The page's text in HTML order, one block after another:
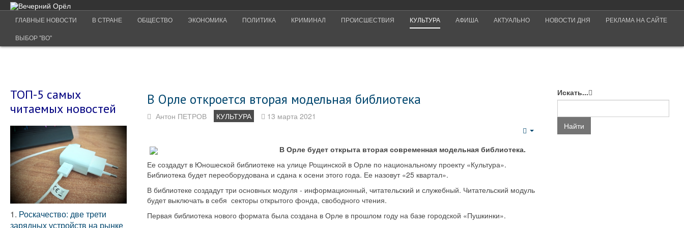
ГЛАВНЫЕ НОВОСТИ В СТРАНЕ ОБЩЕСТВО ЭКОНОМИКА ПОЛИТИКА КРИМИНАЛ ПРОИСШЕСТВИЯ КУЛЬТУРА АФИША АКТУАЛЬНО НОВОСТИ ДНЯ РЕКЛАМА НА САЙТЕ
ВЫБОР "ВО"
В Орле откроется вторая модельная библиотека
Антон ПЕТРОВ КУЛЬТУРА 13 марта 2021
В Орле будет открыта вторая современная модельная библиотека.
Ее создадут в Юношеской библиотеке на улице Рощинской в Орле по национальному проекту «Культура».
Библиотека будет переоборудована и сдана к осени этого года. Ее назовут «25 квартал».
В библиотеке создадут три основных модуля - информационный, читательский и служебный. Читательский модуль
будет выключать в себя секторы открытого фонда, свободного чтения.
Первая библиотека нового формата была создана в Орле в прошлом году на базе городской «Пушкинки».
ТОП-5 самых
читаемых новостей
1. Роскачество: две трети
зарядных устройств на рынке
Искать...
Найти